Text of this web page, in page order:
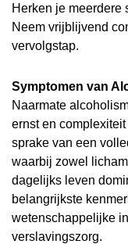
Herken je meerdere
Neem vrijblijvend
vervolgstap.
Symptomen van
Naarmate
ernst en
sprake van een
waarbij zowel
dagelijks leven
belangrijkste
wetenschappelijke
verslavingszorg.